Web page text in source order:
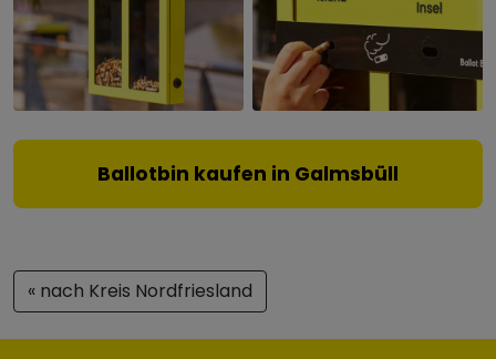
Ballotbin kaufen in Galmsbüll
« nach Kreis Nordfriesland